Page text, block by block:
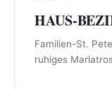
HAUS-
Familien-St.
ruhiges